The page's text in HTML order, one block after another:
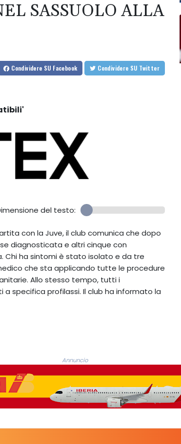
SASSUOLO ALLA
Condividere SU Facebook Condividere SU Twitter
del testo:
con la Juve, il club comunica che dopo
diagnosticata e altri cinque con
Chi ha sintomi è stato isolato e da tre
che sta applicando tutte le procedure
Allo stesso tempo, tutti i
specifica profilassi. Il club ha informato la
Annuncio